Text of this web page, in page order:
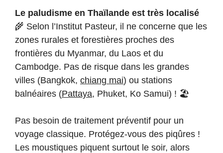
Le paludisme en Thaïlande est très localisé
🌾 Selon l’Institut Pasteur, il ne concerne que les
zones rurales et forestières proches des
frontières du Myanmar, du Laos et du
Cambodge. Pas de risque dans les grandes
villes (Bangkok, chiang mai) ou stations
balnéaires (Pattaya, Phuket, Ko Samui) ! 🏖️
Pas besoin de traitement préventif pour un
voyage classique. Protégez-vous des piqûres !
Les moustiques piquent surtout le soir, alors